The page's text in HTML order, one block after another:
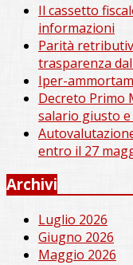
Il cassetto
informazioni
Parità
trasparenza
Iper-
Decreto Primo
salario giusto
entro il 27
Archivi
Luglio 2026
Giugno 2026
Maggio 2026